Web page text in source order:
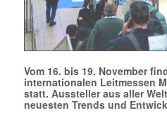
Vom 16. bis 19. November
internationalen Leitmessen
statt. Aussteller aus aller
neuesten Trends und